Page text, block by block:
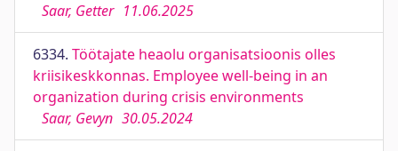
Saar, Getter 11.06.2025
6334. Töötajate heaolu organisatsioonis olles
kriisikeskkonnas. Employee well-being in an
organization during crisis environments
Saar, Gevyn 30.05.2024